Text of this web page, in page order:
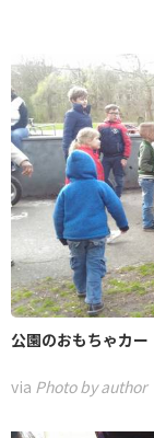
公園のおもちゃカー
via Photo by author